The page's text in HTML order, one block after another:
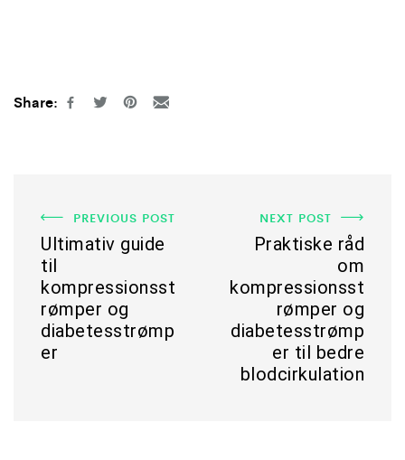
Share:
PREVIOUS POST
Ultimativ guide
til
kompressionsst
rømper og
diabetesstrømp
er
NEXT POST
Praktiske råd
om
kompressionsst
rømper og
diabetesstrømp
er til bedre
blodcirkulation